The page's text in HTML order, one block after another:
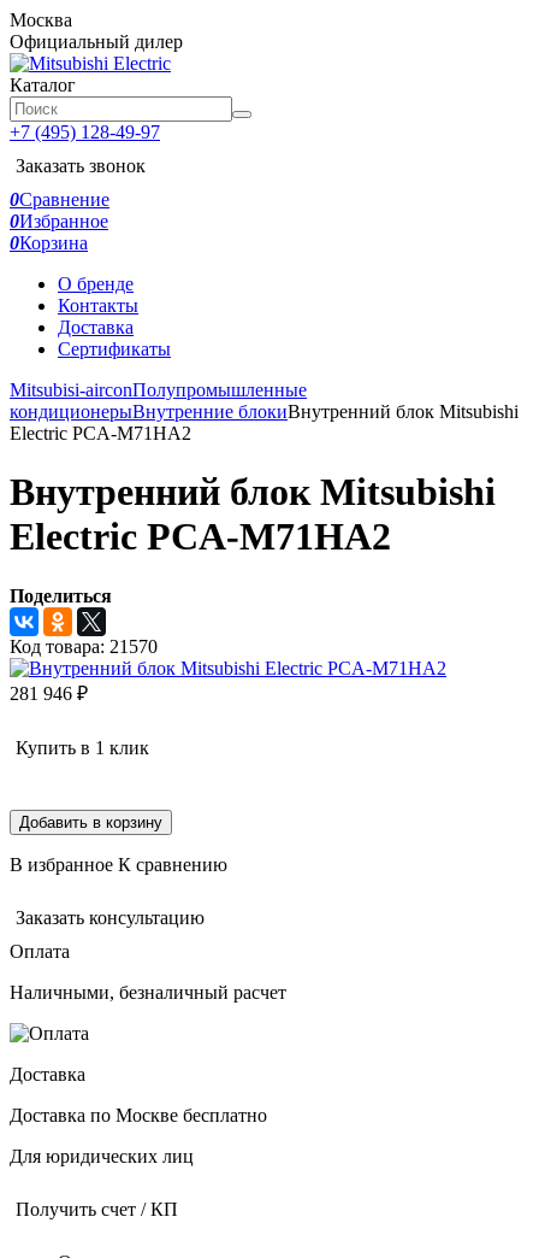
Москва
Официальный дилер
Каталог
+7 (495) 128-49-97
Заказать звонок
0Сравнение
0Избранное
0Корзина
О бренде
Контакты
Доставка
Сертификаты
Mitsubisi-airconПолупромышленные
кондиционерыВнутренние блокиВнутренний блок Mitsubishi
Electric PCA-M71HA2
Внутренний блок Mitsubishi
Electric PCA-M71HA2
Поделиться
Код товара: 21570
281 946 ₽
Купить в 1 клик
Добавить в корзину
В избранное К сравнению
Заказать консультацию
Оплата
Наличными, безналичный расчет
Доставка
Доставка по Москве бесплатно
Для юридических лиц
Получить счет / КП